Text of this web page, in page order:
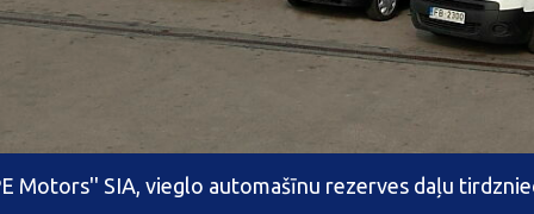
Motors'' SIA, vieglo automašīnu rezerves daļu